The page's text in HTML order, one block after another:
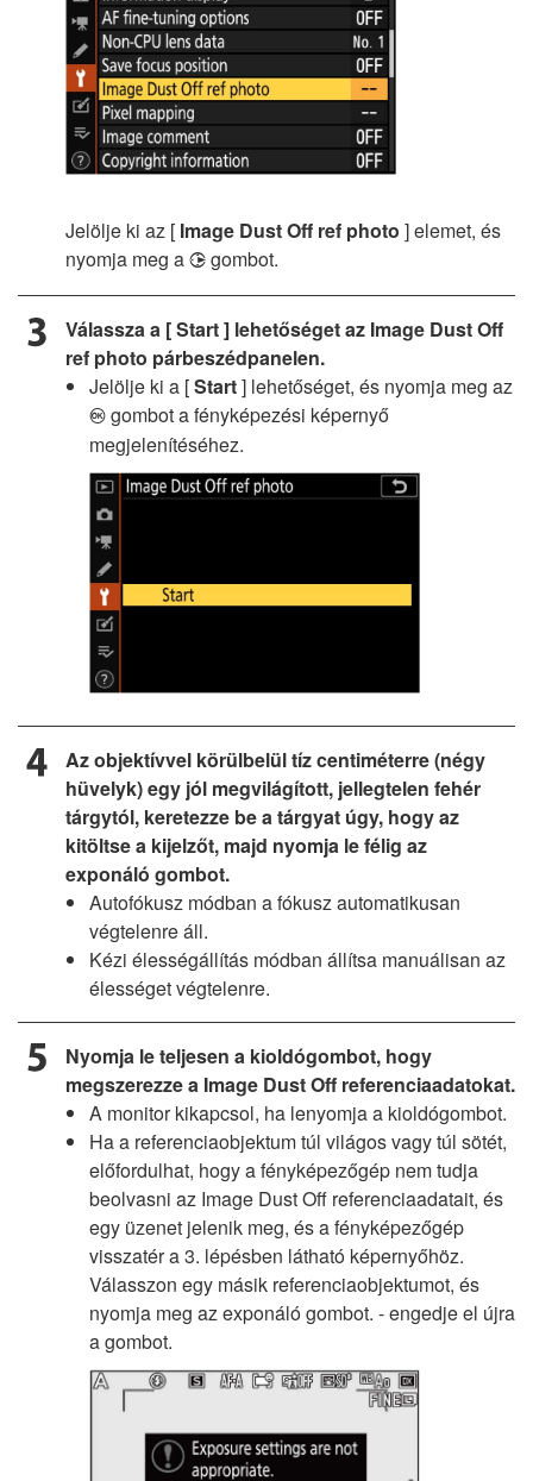
Jelölje ki az [ Image Dust Off ref photo ] elemet, és
nyomja meg a 2 gombot.
Válassza a [Start] lehetőséget az Image Dust Off
ref photo párbeszédpanelen.
Jelölje ki a [Start] lehetőséget, és nyomja meg az
J gombot a fényképezési képernyő
megjelenítéséhez.
Az objektívvel körülbelül tíz centiméterre (négy
hüvelyk) egy jól megvilágított, jellegtelen fehér
tárgytól, keretezze be a tárgyat úgy, hogy az
kitöltse a kijelzőt, majd nyomja le félig az
exponáló gombot.
Autofókusz módban a fókusz automatikusan
végtelenre áll.
Kézi élességállítás módban állítsa manuálisan az
élességet végtelenre.
Nyomja le teljesen a kioldógombot, hogy
megszerezze a Image Dust Off referenciaadatokat.
A monitor kikapcsol, ha lenyomja a kioldógombot.
Ha a referenciaobjektum túl világos vagy túl sötét,
előfordulhat, hogy a fényképezőgép nem tudja
beolvasni az Image Dust Off referenciaadatait, és
egy üzenet jelenik meg, és a fényképezőgép
visszatér a 3. lépésben látható képernyőhöz.
Válasszon egy másik referenciaobjektumot, és
nyomja meg az exponáló gombot. - engedje el újra
a gombot.